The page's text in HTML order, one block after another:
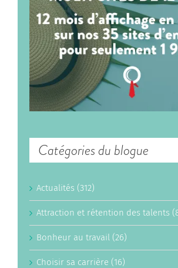
Catégories du blogue
Actualités (312)
Attraction et rétention des talents
Bonheur au travail (26)
Choisir sa carrière (16)